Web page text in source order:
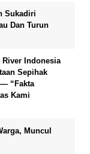
Sukadiri
Dan Turun
River Indonesia
Sepihak
“Fakta
Kami
Muncul